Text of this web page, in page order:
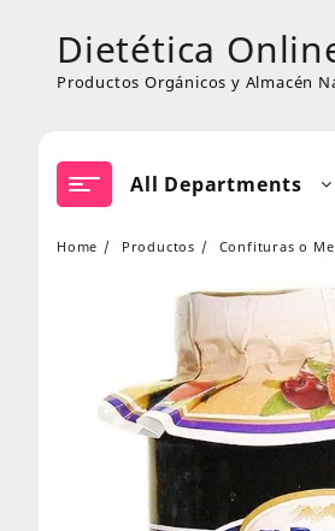
contentDietética
Productos Orgánicos y Almacén
All Departments
Home Productos Confituras o